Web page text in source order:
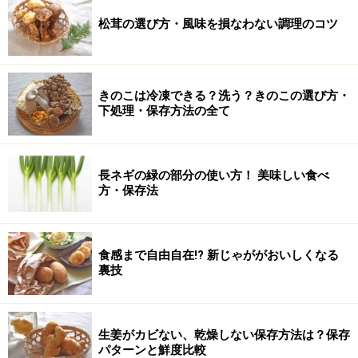
松茸の選び方・風味を損なわない調理のコツ
きのこは冷凍できる？洗う？きのこの選び方・
下処理・保存方法の全て
長ネギの緑の部分の使い方！ 美味しい食べ
方・保存法
食感まで自由自在!? 新じゃががおいしくなる
裏技
生姜がカビない、乾燥しない保存方法は？保存
パターンと鮮度比較